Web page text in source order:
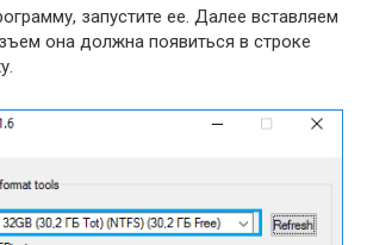
запустите ее. Далее вставляем
она должна появиться в строке